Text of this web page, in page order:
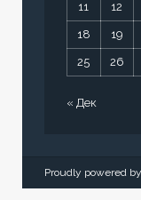
11 12
18 19
25 26
« Дек
Proudly powered